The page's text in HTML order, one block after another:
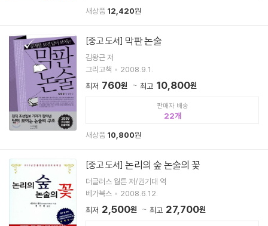
새상품 12,420원
[중고 도서] 막판 논술
김왕근 저
그리고책
2008.9.1.
최저 760원 최고 10,800원
판매자 배송
22
새상품 10,800원
[중고 도서] 논리의 숲 논술의 꽃
더글러스 월튼 저/권기대 역
베가북스
2008.6.12.
최저 2,500원 최고 27,700원